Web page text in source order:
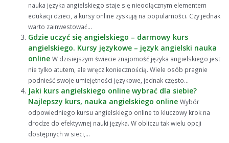
nauka języka angielskiego staje się nieodłącznym elementem
edukacji dzieci, a kursy online zyskują na popularności. Czy jednak
warto zainwestować...
Gdzie uczyć się angielskiego – darmowy kurs
angielskiego. Kursy językowe – język angielski nauka
online W dzisiejszym świecie znajomość języka angielskiego jest
nie tylko atutem, ale wręcz koniecznością. Wiele osób pragnie
podnieść swoje umiejętności językowe, jednak często...
Jaki kurs angielskiego online wybrać dla siebie?
Najlepszy kurs, nauka angielskiego online Wybór
odpowiedniego kursu angielskiego online to kluczowy krok na
drodze do efektywnej nauki języka. W obliczu tak wielu opcji
dostępnych w sieci,...